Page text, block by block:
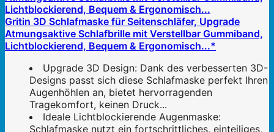
Gritin 3D Schlafmaske für Seitenschläfer, Upgrade
Atmungsaktive Schlafbrille mit Verstellbar Gummiband,
Lichtblockierend, Bequem & Ergonomisch...*
Upgrade 3D Design: Dank des verbesserten 3D-
Designs passt sich diese Schlafmaske perfekt Ihren
Augenhöhlen an, bietet hervorragenden
Tragekomfort, keinen Druck...
Ideale Lichtblockierende Augenmaske:
Schlafmaske nutzt ein fortschrittliches, einteiliges,